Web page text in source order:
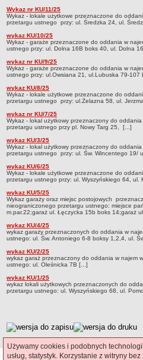
INFORMACJA PUBLICZNA
Ponowne wykorzystanie
Rejestr wniosków o udostepnienie
NABÓR NA WOLNE STANOWISKA W ZZK
Wyniki naboru
Aktualne ogłoszenia
ELEKTRONICZNA SKRZYNKA PODAWCZA
PETYCJE
WYKAZY LOKALI MIESZKALNYCH
Tryb bezprzetargowy
Wykaz nr KU/11/25
Wykaz - lokale użytkowe przeznaczone do
przetargu ustnego przy: ul. Średzka 24, ul.
wykaz KU/10/25
Wykaz - garaże przeznaczone do oddania w
ustnego przy: ul. Dolna 16B boks 40, ul. Dolna
wykaz nr KU/9/25
Wykaz - garaże przeznaczone do oddania w
ustnego przy: ul.Owsiana 21, ul.Lubuska 79-107
wykaz KU/8/25
Wykaz - lokale użytkowe przeznaczone do
przetargu ustnego przy: ul.Żelazna 58, ul.
wykaz nr KU/7/25
Wykaz - lokal użytkowy przeznaczony do
przetargu ustnego przy pl. Nowy Targ 25, [...]
wykaz KU/3/25
Wykaz - lokal użytkowy przeznaczony do
przetargu ustnego przy: ul. Św. Wincentego 19/
wykaz KU/6/25
Wykaz - lokale użytkowe przeznaczone do
przetargu ustnego przy: ul. Wyszyńskiego 64, ul.
wykaz KU/5/25
Wykaz garaży oraz miejsc postojowych
nieograniczonego przetargu ustnego: miejsce
m.par.22;garaż ul. Łęczycka 15b boks 14;garaż
wykaz KU/4/25
wykaz garaży przeznaczonych do oddania w
ustnego: ul. Św. Antoniego 6-8 boksy 1,2,4, ul.
wykaz KU/2/25
wykaz garaż przeznaczony do oddania w najem
ustnego: ul. Oleśnicka 7B [...]
wykaz KU/1/25
wykaz lokali użytkowych przeznaczonych do
przetargu ustnego: ul. Wyszyńskiego 68, ul.
metryczka
Ostatnia aktualizacja BIP:07.08.2026 12:46
Używamy cookies i podobnych
usług, statystyk. Korzystanie z witryny